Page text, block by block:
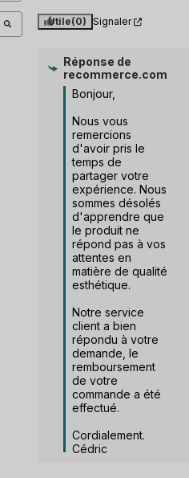
Utile(0) Signaler
Réponse de
recommerce.com
Bonjour,
Nous vous
remercions
d'avoir pris le
temps de
partager votre
expérience. Nous
sommes désolés
d'apprendre que
le produit ne
répond pas à vos
attentes en
matière de qualité
esthétique.
Notre service
client a bien
répondu à votre
demande, le
remboursement
de votre
commande a été
effectué.
Cordialement.
Cédric